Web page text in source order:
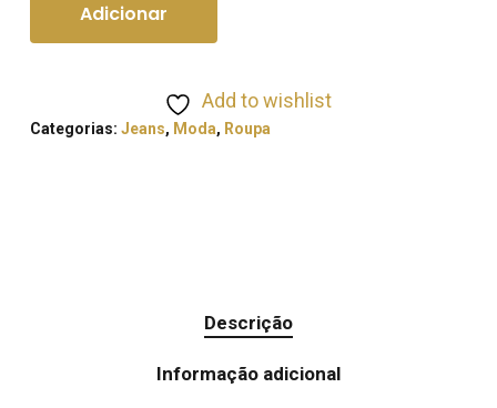
Adicionar
Add to wishlist
Categorias: Jeans, Moda, Roupa
Descrição
Informação adicional